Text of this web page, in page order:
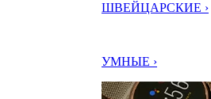
ШВЕЙЦАРСКИЕ ›
УМНЫЕ ›